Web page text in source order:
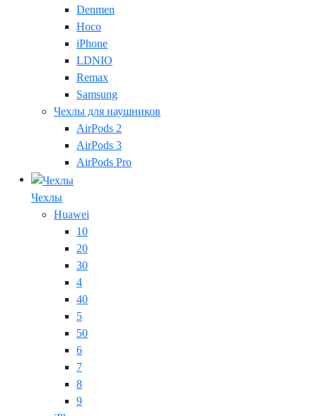
Denmen
Hoco
iPhone
LDNIO
Remax
Samsung
Чехлы для наушников
AirPods 2
AirPods 3
AirPods Pro
Чехлы
Huawei
10
20
30
4
40
5
50
6
7
8
9